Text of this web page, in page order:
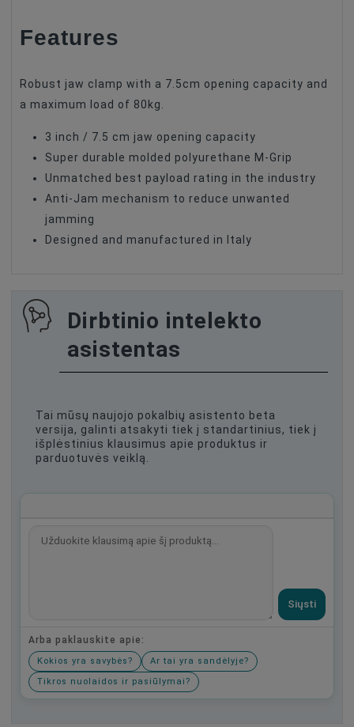
Features
Robust jaw clamp with a 7.5cm opening capacity and
a maximum load of 80kg.
3 inch / 7.5 cm jaw opening capacity
Super durable molded polyurethane M-Grip
Unmatched best payload rating in the industry
Anti-Jam mechanism to reduce unwanted
jamming
Designed and manufactured in Italy
Dirbtinio intelekto
asistentas
Tai mūsų naujojo pokalbių asistento beta
versija, galinti atsakyti tiek į standartinius, tiek į
išplėstinius klausimus apie produktus ir
parduotuvės veiklą.
Siųsti
Arba paklauskite apie:
Kokios yra savybės?
Ar tai yra sandėlyje?
Tikros nuolaidos ir pasiūlymai?